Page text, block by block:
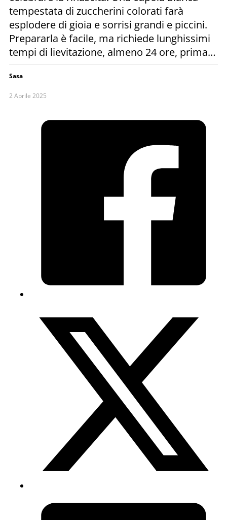
tempestata di zuccherini colorati farà
esplodere di gioia e sorrisi grandi e piccini.
Prepararla è facile, ma richiede lunghissimi
tempi di lievitazione, almeno 24 ore, prima…
Sasa
2 Aprile 2025